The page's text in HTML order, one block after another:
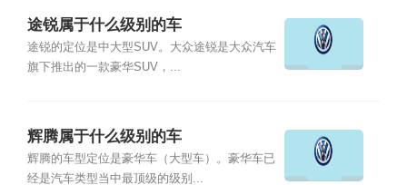
途锐属于什么级别的车
途锐的定位是中大型SUV。大众途锐是大众汽车
旗下推出的一款豪华SUV，...
辉腾属于什么级别的车
辉腾的车型定位是豪华车（大型车）。豪华车已
经是汽车类型当中最顶级的级别...